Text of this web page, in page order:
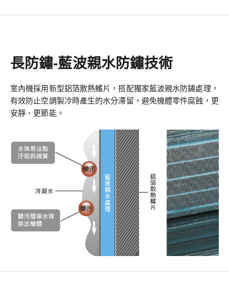
長防鏽-藍波親水防鏽技術
室內機採用新型鋁箔散熱鰭片，搭配獨家藍波親水防鏽處理，
有效防止空調製冷時產生的水分滯留，避免機體零件腐蝕，更
安靜、更節能。